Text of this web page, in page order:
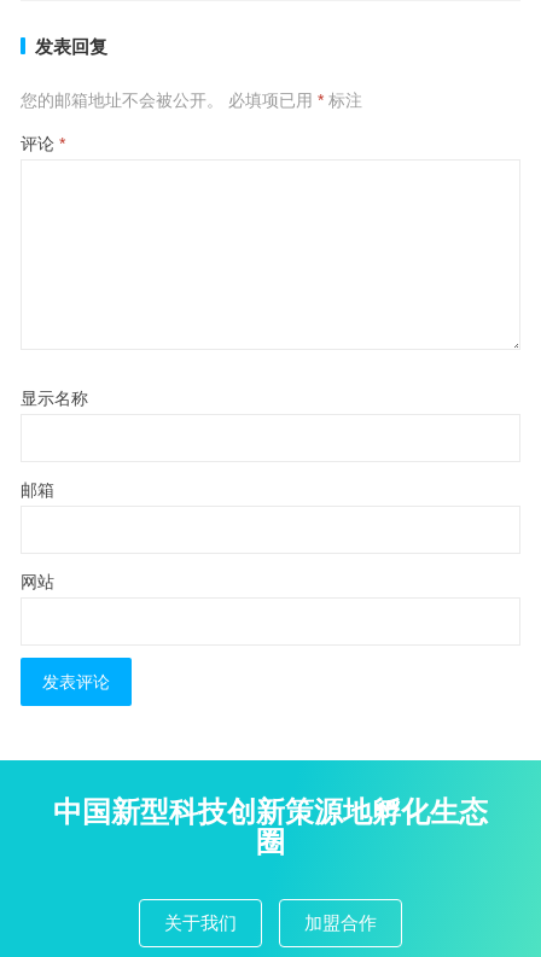
发表回复
您的邮箱地址不会被公开。 必填项已用 *标注
评论 *
显示名称
邮箱
网站
中国新型科技创新策源地孵化生态
圈
关于我们 加盟合作